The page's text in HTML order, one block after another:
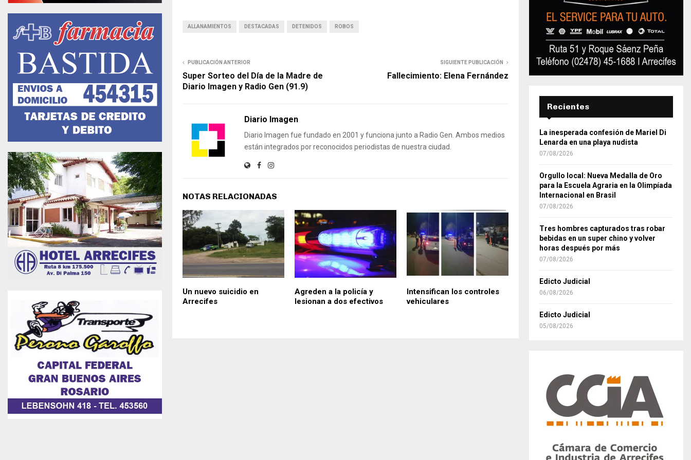
ALLANAMIENTOS DESTACADAS DETENIDOS ROBOS
PUBLICACIÓN ANTERIOR
Super Sorteo del Día de la Madre de
Diario Imagen y Radio Gen (91.9)
SIGUIENTE PUBLICACIÓN
Fallecimiento: Elena Fernández
Diario Imagen
Diario Imagen fue fundado en 2001 y funciona junto a Radio Gen. Ambos medios
están integrados por reconocidos periodistas de nuestra ciudad.
NOTAS RELACIONADAS
Un nuevo suicidio en
Arrecifes
Agreden a la policía y
lesionan a dos efectivos
Intensifican los controles
vehiculares
Recientes
La inesperada confesión de Mariel Di
Lenarda en una playa nudista
07/08/2026
Orgullo local: Nueva Medalla de Oro
para la Escuela Agraria en la Olimpíada
Internacional en Brasil
07/08/2026
Tres hombres capturados tras robar
bebidas en un super chino y volver
horas después por más
07/08/2026
Edicto Judicial
06/08/2026
Edicto Judicial
05/08/2026